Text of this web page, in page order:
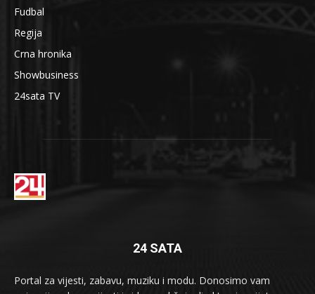
Fudbal
Regija
Crna hronika
Showbusiness
24sata TV
24 SATA
Portal za vijesti, zabavu, muziku i modu. Donosimo vam